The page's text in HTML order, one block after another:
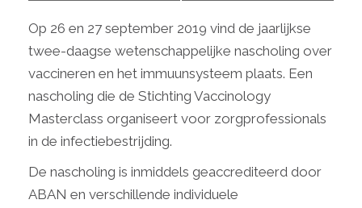
Op 26 en 27 september 2019 vind de jaarlijkse
twee-daagse wetenschappelijke nascholing over
vaccineren en het immuunsysteem plaats. Een
nascholing die de Stichting Vaccinology
Masterclass organiseert voor zorgprofessionals
in de infectiebestrijding.
De nascholing is inmiddels geaccrediteerd door
ABAN en verschillende individuele